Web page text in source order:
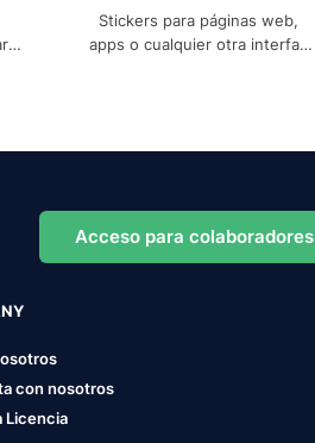
Stickers para páginas web,
apps o cualquier otra interfaz
Acceso para colaboradores
con nosotros
Licencia